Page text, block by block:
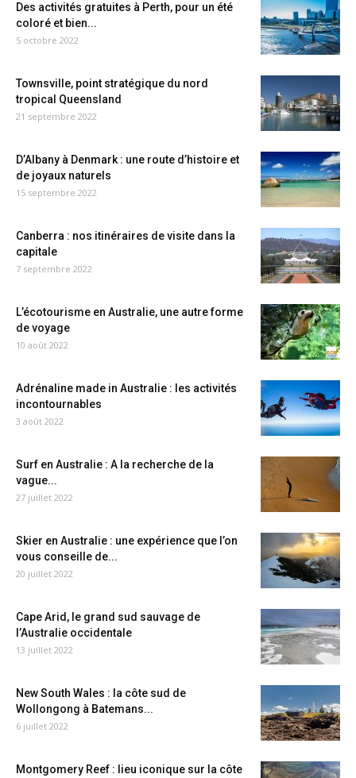
Des activités gratuites à Perth, pour un été
coloré et bien...
5 octobre 2022
Townsville, point stratégique du nord
tropical Queensland
21 septembre 2022
D’Albany à Denmark : une route d’histoire et
de joyaux naturels
15 septembre 2022
Canberra : nos itinéraires de visite dans la
capitale
7 septembre 2022
L’écotourisme en Australie, une autre forme
de voyage
10 août 2022
Adrénaline made in Australie : les activités
incontournables
3 août 2022
Surf en Australie : A la recherche de la
vague...
27 juillet 2022
Skier en Australie : une expérience que l’on
vous conseille de...
20 juillet 2022
Cape Arid, le grand sud sauvage de
l’Australie occidentale
13 juillet 2022
New South Wales : la côte sud de
Wollongong à Batemans...
6 juillet 2022
Montgomery Reef : lieu iconique sur la côte